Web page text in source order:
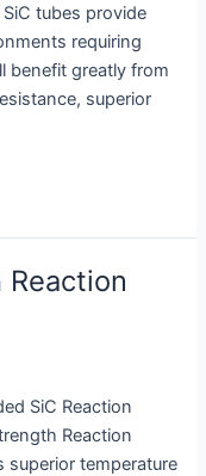
tubes provide
requiring
benefit greatly from
superior
SiC Reaction
Reaction
superior temperature